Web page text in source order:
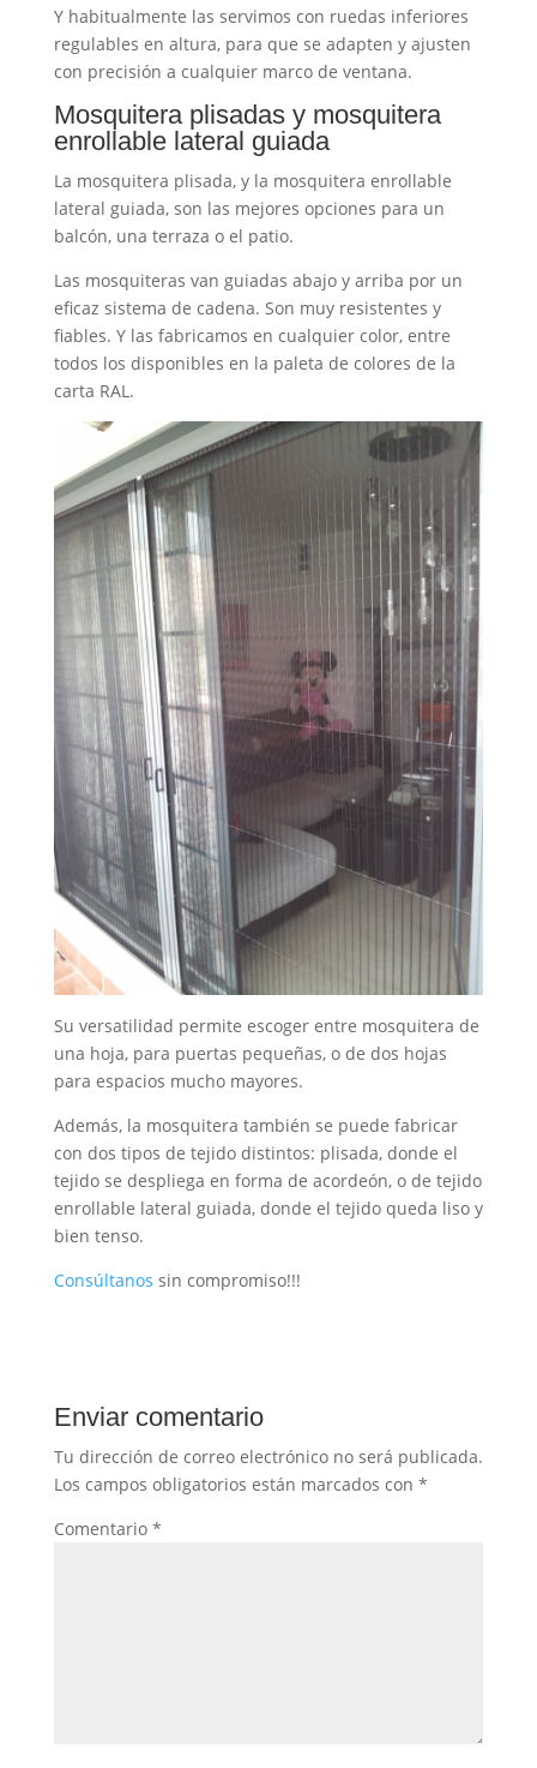
Y habitualmente las servimos con ruedas inferiores
regulables en altura, para que se adapten y ajusten
con precisión a cualquier marco de ventana.
Mosquitera plisadas y mosquitera
enrollable lateral guiada
La mosquitera plisada, y la mosquitera enrollable
lateral guiada, son las mejores opciones para un
balcón, una terraza o el patio.
Las mosquiteras van guiadas abajo y arriba por un
eficaz sistema de cadena. Son muy resistentes y
fiables. Y las fabricamos en cualquier color, entre
todos los disponibles en la paleta de colores de la
carta RAL.
Su versatilidad permite escoger entre mosquitera de
una hoja, para puertas pequeñas, o de dos hojas
para espacios mucho mayores.
Además, la mosquitera también se puede fabricar
con dos tipos de tejido distintos: plisada, donde el
tejido se despliega en forma de acordeón, o de tejido
enrollable lateral guiada, donde el tejido queda liso y
bien tenso.
Consúltanos sin compromiso!!!
Enviar comentario
Tu dirección de correo electrónico no será publicada.
Los campos obligatorios están marcados con *
Comentario *